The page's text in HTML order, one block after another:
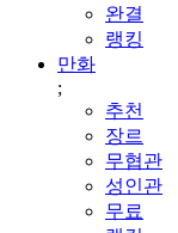
완결
랭킹
만화
;
추천
장르
무협관
성인관
무료